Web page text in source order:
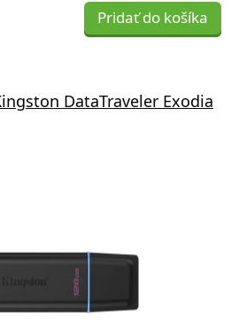
Pridať do košíka
DataTraveler Exodia